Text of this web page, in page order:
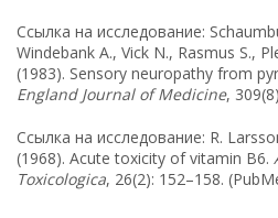
Ссылка на исследование:
Windebank A., Vick N., Rasmus S.,
(1983). Sensory neuropathy from
England Journal of Medicine,
Ссылка на исследование: R.
(1968). Acute toxicity of vitamin B6.
Toxicologica, 26(2): 152–158.